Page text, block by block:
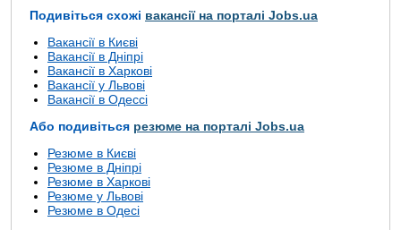
Подивіться схожі вакансії на порталі Jobs.ua
Вакансії в Києві
Вакансії в Дніпрі
Вакансії в Харкові
Вакансії у Львові
Вакансії в Одессі
Або подивіться резюме на порталі Jobs.ua
Резюме в Києві
Резюме в Дніпрі
Резюме в Харкові
Резюме у Львові
Резюме в Одесі